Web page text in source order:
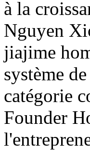
à la
Nguyen
jiajime
système
catégorie
Founder